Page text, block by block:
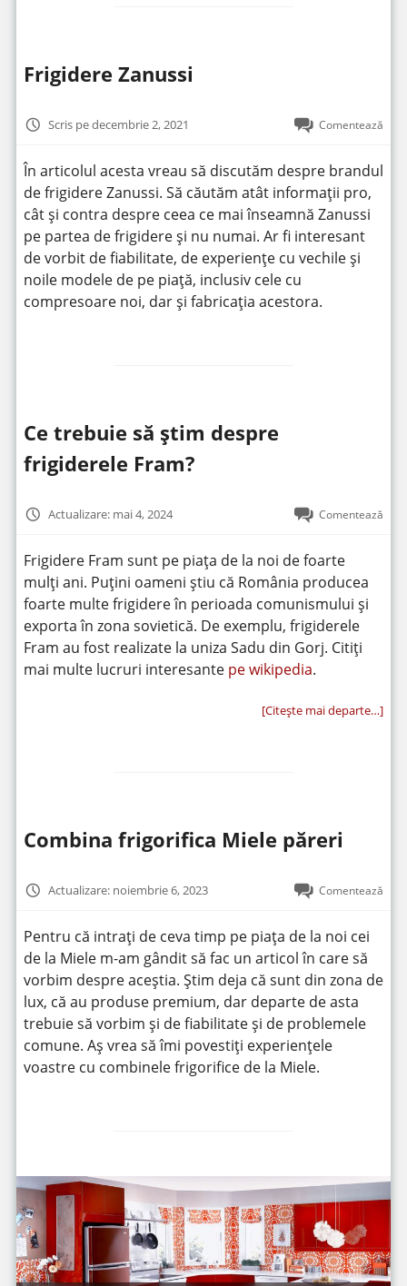
Frigidere Zanussi
Scris pe decembrie 2, 2021 Comentează
În articolul acesta vreau să discutăm despre brandul
de frigidere Zanussi. Să căutăm atât informații pro,
cât și contra despre ceea ce mai înseamnă Zanussi
pe partea de frigidere și nu numai. Ar fi interesant
de vorbit de fiabilitate, de experiențe cu vechile și
noile modele de pe piață, inclusiv cele cu
compresoare noi, dar și fabricația acestora.
Ce trebuie să știm despre
frigiderele Fram?
Actualizare: mai 4, 2024 Comentează
Frigidere Fram sunt pe piața de la noi de foarte
mulți ani. Puțini oameni știu că România producea
foarte multe frigidere în perioada comunismului și
exporta în zona sovietică. De exemplu, frigiderele
Fram au fost realizate la uniza Sadu din Gorj. Citiți
mai multe lucruri interesante pe wikipedia.
[Citeşte mai departe…]
Combina frigorifica Miele păreri
Actualizare: noiembrie 6, 2023 Comentează
Pentru că intrați de ceva timp pe piața de la noi cei
de la Miele m-am gândit să fac un articol în care să
vorbim despre aceștia. Știm deja că sunt din zona de
lux, că au produse premium, dar departe de asta
trebuie să vorbim și de fiabilitate și de problemele
comune. Aș vrea să îmi povestiți experiențele
voastre cu combinele frigorifice de la Miele.